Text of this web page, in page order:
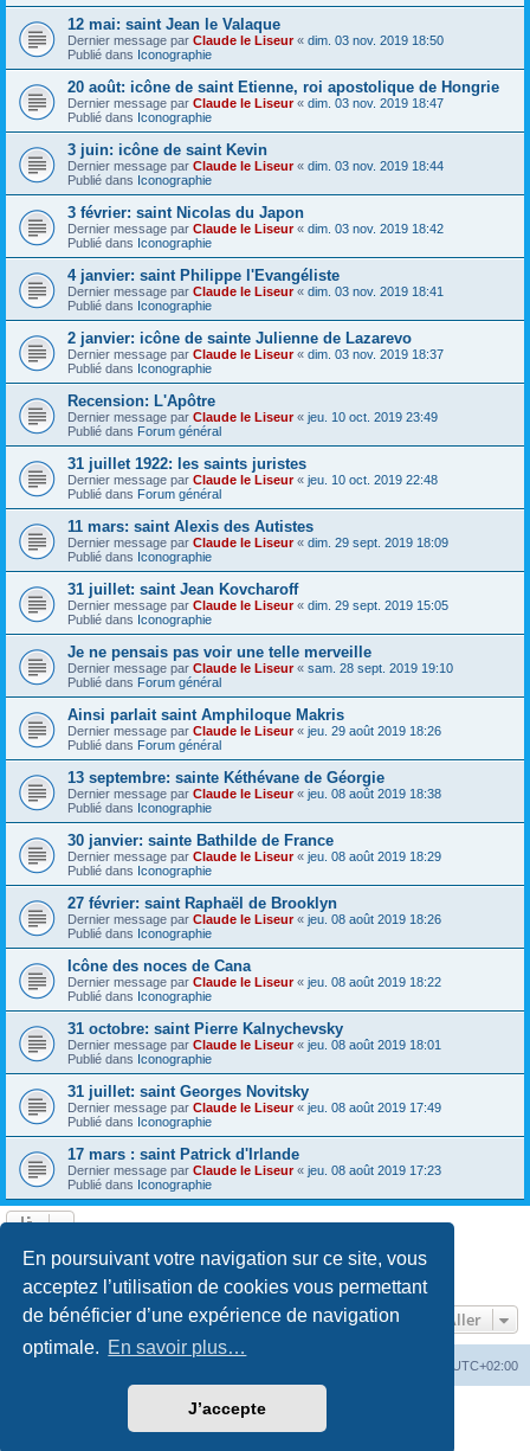
En poursuivant votre navigation sur ce site, vous
acceptez l’utilisation de cookies vous permettant
de bénéficier d’une expérience de navigation
optimale. En savoir plus…
J’accepte
12 mai: saint Jean le Valaque
Dernier message par Claude le Liseur« dim. 03 nov. 2019 18:50
Publié dans Iconographie
20 août: icône de saint Etienne, roi apostolique de Hongrie
Dernier message par Claude le Liseur« dim. 03 nov. 2019 18:47
Publié dans Iconographie
3 juin: icône de saint Kevin
Dernier message par Claude le Liseur« dim. 03 nov. 2019 18:44
Publié dans Iconographie
3 février: saint Nicolas du Japon
Dernier message par Claude le Liseur« dim. 03 nov. 2019 18:42
Publié dans Iconographie
4 janvier: saint Philippe l'Evangéliste
Dernier message par Claude le Liseur« dim. 03 nov. 2019 18:41
Publié dans Iconographie
2 janvier: icône de sainte Julienne de Lazarevo
Dernier message par Claude le Liseur« dim. 03 nov. 2019 18:37
Publié dans Iconographie
Recension: L'Apôtre
Dernier message par Claude le Liseur« jeu. 10 oct. 2019 23:49
Publié dans Forum général
31 juillet 1922: les saints juristes
Dernier message par Claude le Liseur« jeu. 10 oct. 2019 22:48
Publié dans Forum général
11 mars: saint Alexis des Autistes
Dernier message par Claude le Liseur« dim. 29 sept. 2019 18:09
Publié dans Iconographie
31 juillet: saint Jean Kovcharoff
Dernier message par Claude le Liseur« dim. 29 sept. 2019 15:05
Publié dans Iconographie
Je ne pensais pas voir une telle merveille
Dernier message par Claude le Liseur« sam. 28 sept. 2019 19:10
Publié dans Forum général
Ainsi parlait saint Amphiloque Makris
Dernier message par Claude le Liseur« jeu. 29 août 2019 18:26
Publié dans Forum général
13 septembre: sainte Kéthévane de Géorgie
Dernier message par Claude le Liseur« jeu. 08 août 2019 18:38
Publié dans Iconographie
30 janvier: sainte Bathilde de France
Dernier message par Claude le Liseur« jeu. 08 août 2019 18:29
Publié dans Iconographie
27 février: saint Raphaël de Brooklyn
Dernier message par Claude le Liseur« jeu. 08 août 2019 18:26
Publié dans Iconographie
Icône des noces de Cana
Dernier message par Claude le Liseur« jeu. 08 août 2019 18:22
Publié dans Iconographie
31 octobre: saint Pierre Kalnychevsky
Dernier message par Claude le Liseur« jeu. 08 août 2019 18:01
Publié dans Iconographie
31 juillet: saint Georges Novitsky
Dernier message par Claude le Liseur« jeu. 08 août 2019 17:49
Publié dans Iconographie
17 mars : saint Patrick d'Irlande
Dernier message par Claude le Liseur« jeu. 08 août 2019 17:23
Publié dans Iconographie
Page1sur20
3
Aller
UTC+02:00
phpBB® Forum Software © phpBB Limited
©